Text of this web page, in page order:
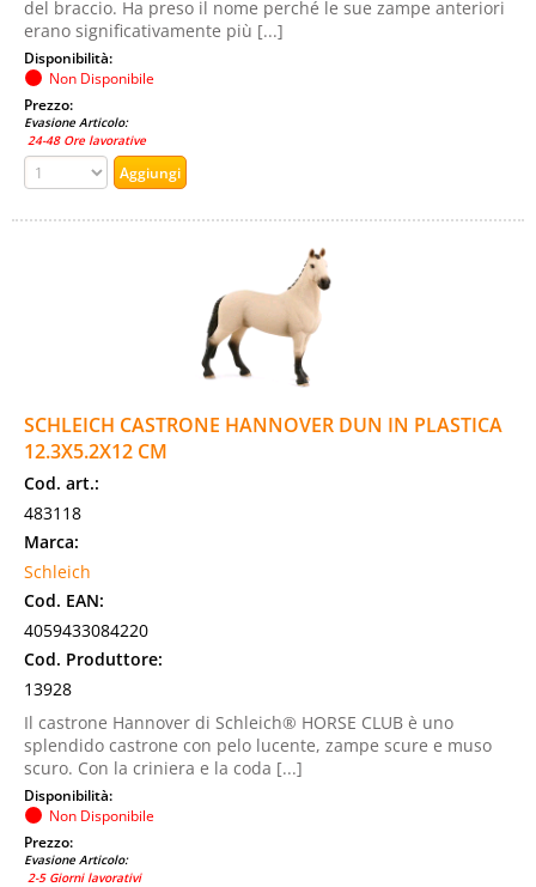
del braccio. Ha preso il nome perché le sue zampe anteriori
erano significativamente più [...]
Disponibilità:
Non Disponibile
Prezzo:
Evasione Articolo:
24-48 Ore lavorative
SCHLEICH CASTRONE HANNOVER DUN IN PLASTICA
12.3X5.2X12 CM
Cod. art.:
483118
Marca:
Schleich
Cod. EAN:
4059433084220
Cod. Produttore:
13928
Il castrone Hannover di Schleich® HORSE CLUB è uno
splendido castrone con pelo lucente, zampe scure e muso
scuro. Con la criniera e la coda [...]
Disponibilità:
Non Disponibile
Prezzo:
Evasione Articolo:
2-5 Giorni lavorativi